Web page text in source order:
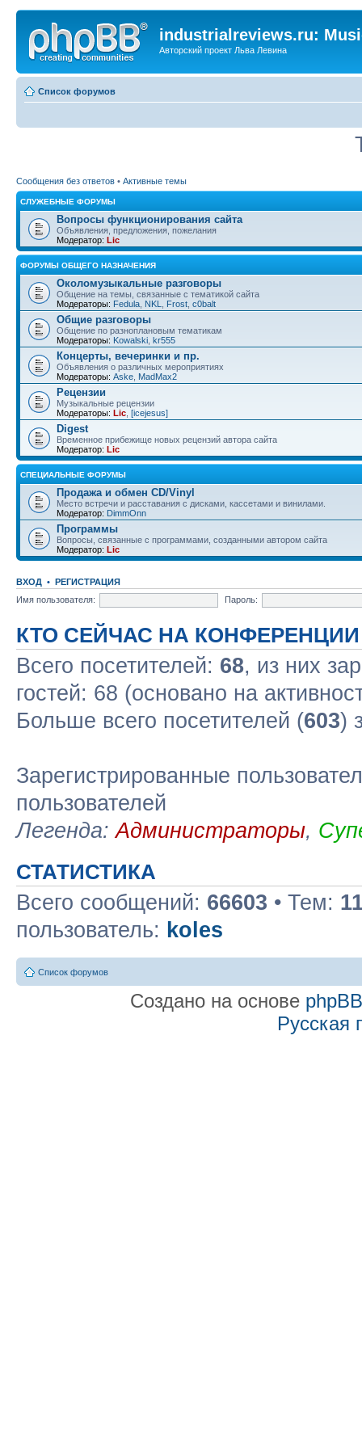
industrialreviews.ru:
Авторский проект Льва Левина
Список форумов
Сообщения без ответов • Активные темы
СЛУЖЕБНЫЕ ФОРУМЫ
Вопросы функционирования сайта
Объявления, предложения, пожелания
Модератор: Lic
ФОРУМЫ ОБЩЕГО НАЗНАЧЕНИЯ
Околомузыкальные разговоры
Общение на темы, связанные с тематикой сайта
Модераторы: Fedula NKL Frost c0balt
Общие разговоры
Общение по разноплановым тематикам
Модераторы: Kowalski kr555
Концерты, вечеринки и пр.
Объявления о различных мероприятиях
Модераторы: Aske MadMax2
Рецензии
Музыкальные рецензии
Модераторы: Lic [icejesus]
Digest
Временное прибежище новых рецензий автора сайта
Модератор: Lic
СПЕЦИАЛЬНЫЕ ФОРУМЫ
Продажа и обмен CD/Vinyl
Место встречи и расставания с дисками, кассетами и винилами.
Модератор: DimmOnn
Программы
Вопросы, связанные с программами, созданными автором сайта
Модератор: Lic
ВХОД • РЕГИСТРАЦИЯ
Имя пользователя:
Пароль:
КТО СЕЙЧАС НА КОНФЕРЕНЦИИ
Всего посетителей: 68, из них
гостей: 68 (основано на
Больше всего посетителей (603)
Зарегистрированные
пользователей
Легенда:Администраторы,
СТАТИСТИКА
Всего сообщений: 66603 • Тем:
пользователь: koles
Список форумов
Создано на основе phpBB
Русская